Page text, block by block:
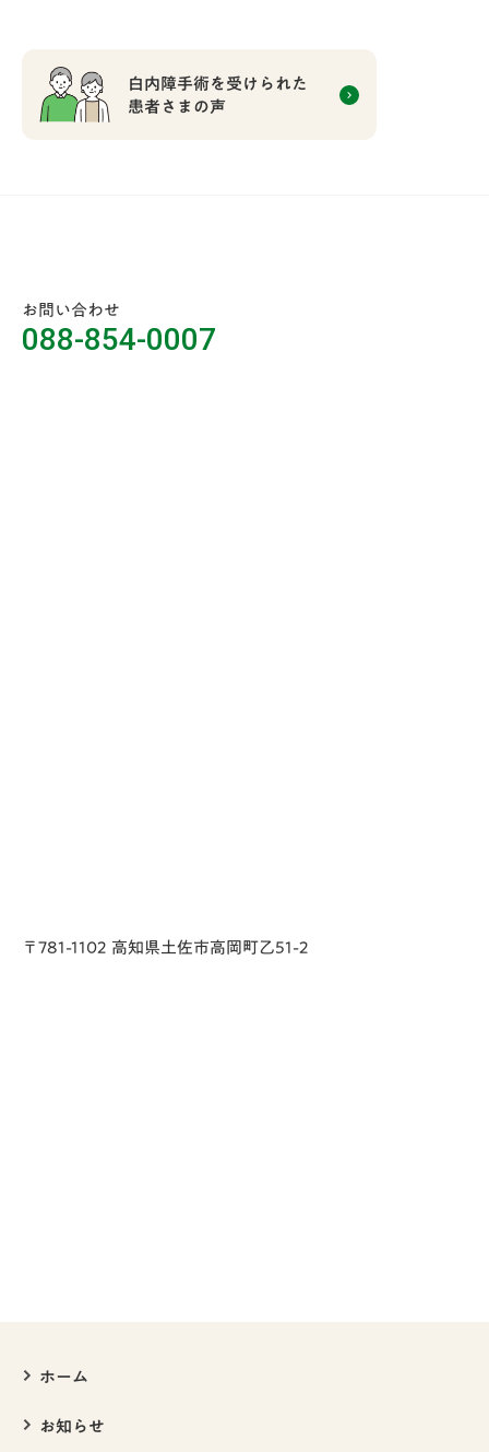
白内障手術を受けられた
患者さまの声 keyboard_arrow_right
お問い合わせ
088-854-0007
〒781-1102 高知県土佐市高岡町乙51-2
ホーム
お知らせ